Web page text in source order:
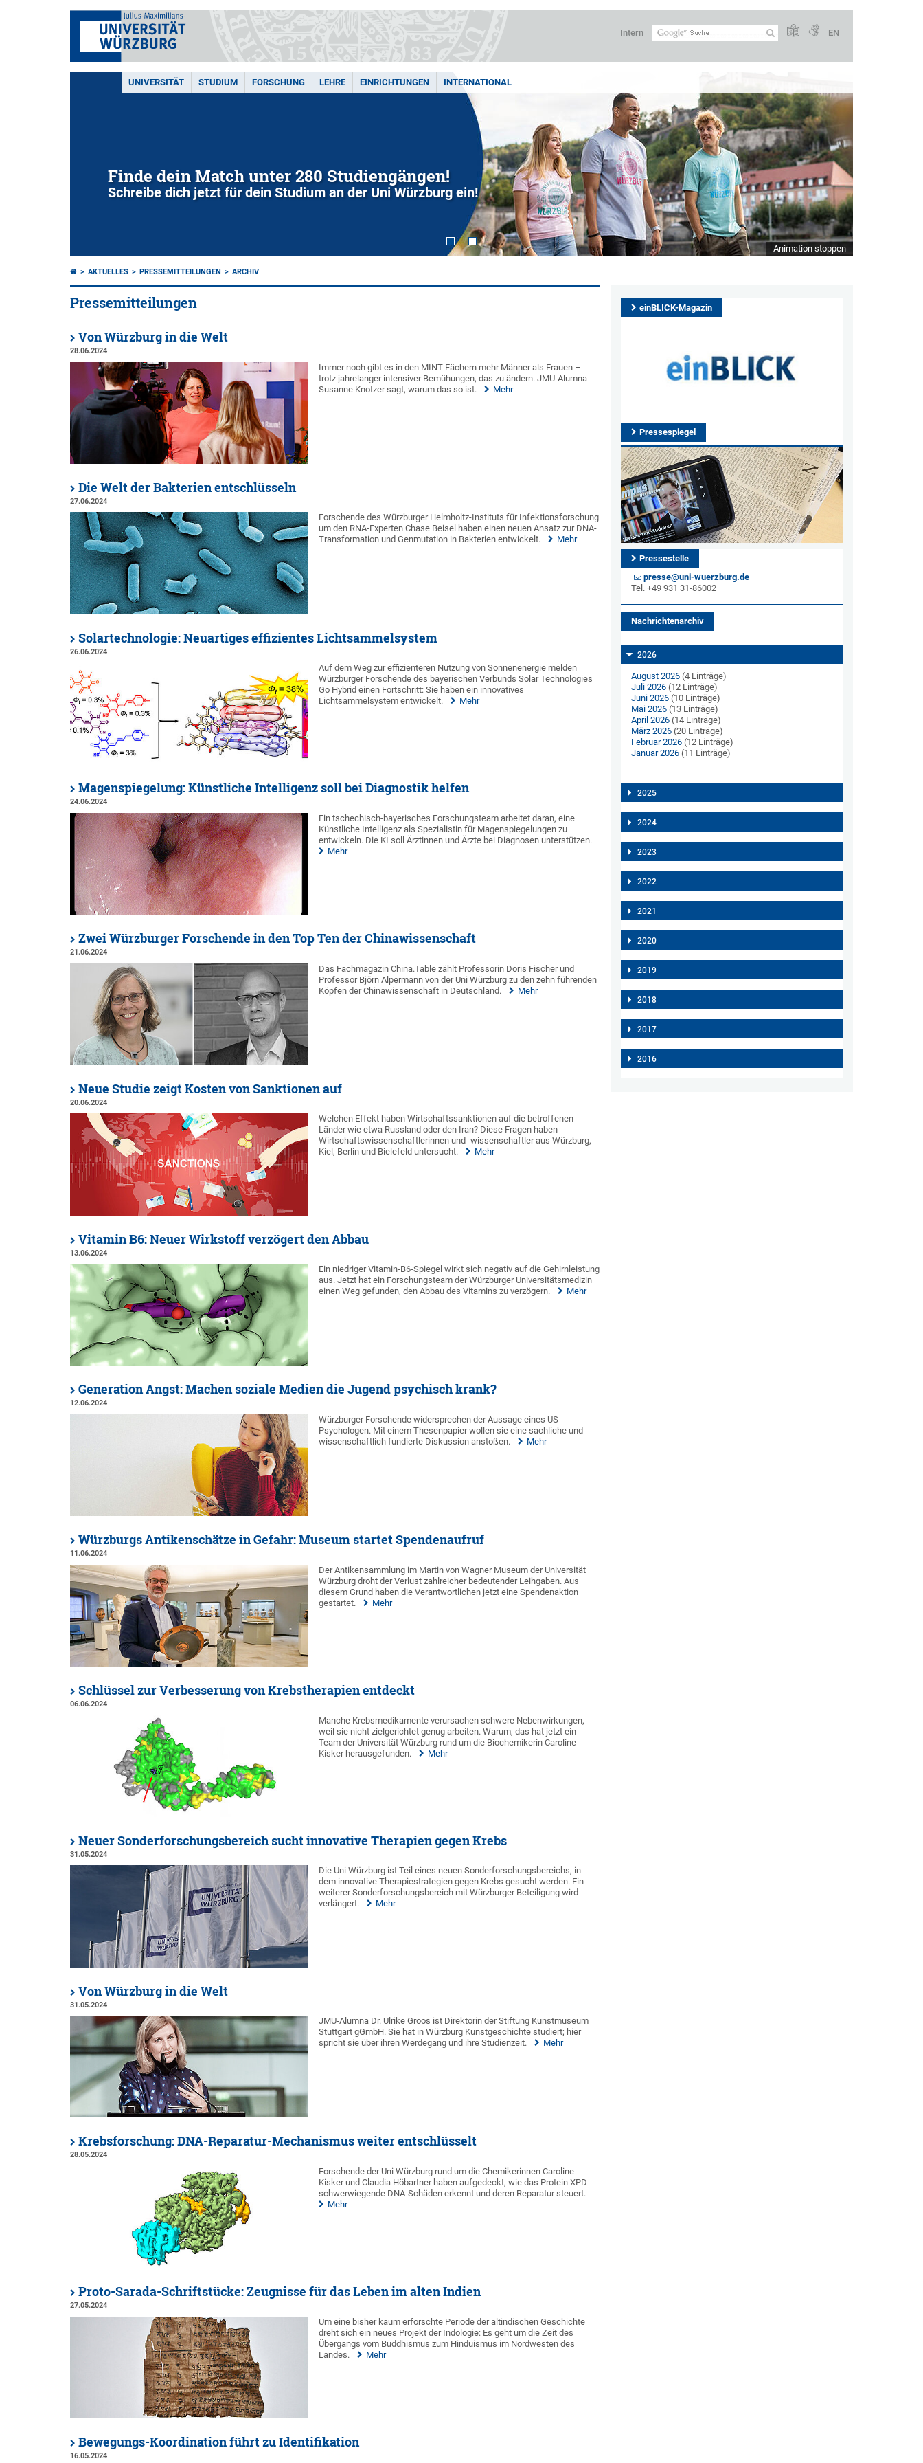
Intern EN
UNIVERSITÄT STUDIUM FORSCHUNG LEHRE EINRICHTUNGEN INTERNATIONAL
Finde dein Match unter 280 Studiengängen!
Schreibe dich jetzt für dein Studium an der Uni Würzburg ein!
Animation stoppen
AKTUELLES PRESSEMITTEILUNGEN ARCHIV
Pressemitteilungen
Von Würzburg in die Welt
28.06.2024
Immer noch gibt es in den MINT-Fächern mehr Männer als Frauen –
trotz jahrelanger intensiver Bemühungen, das zu ändern. JMU-Alumna
Susanne Knotzer sagt, warum das so ist.
Mehr
Die Welt der Bakterien entschlüsseln
27.06.2024
Forschende des Würzburger Helmholtz-Instituts für Infektionsforschung
um den RNA-Experten Chase Beisel haben einen neuen Ansatz zur DNA-
Transformation und Genmutation in Bakterien entwickelt.
Mehr
Solartechnologie: Neuartiges effizientes Lichtsammelsystem
26.06.2024
Auf dem Weg zur effizienteren Nutzung von Sonnenenergie melden
Würzburger Forschende des bayerischen Verbunds Solar Technologies
Go Hybrid einen Fortschritt: Sie haben ein innovatives
Lichtsammelsystem entwickelt.
Mehr
Magenspiegelung: Künstliche Intelligenz soll bei Diagnostik helfen
24.06.2024
Ein tschechisch-bayerisches Forschungsteam arbeitet daran, eine
Künstliche Intelligenz als Spezialistin für Magenspiegelungen zu
entwickeln. Die KI soll Ärztinnen und Ärzte bei Diagnosen unterstützen.
Mehr
Zwei Würzburger Forschende in den Top Ten der Chinawissenschaft
21.06.2024
Das Fachmagazin China.Table zählt Professorin Doris Fischer und
Professor Björn Alpermann von der Uni Würzburg zu den zehn führenden
Köpfen der Chinawissenschaft in Deutschland.
Mehr
Neue Studie zeigt Kosten von Sanktionen auf
20.06.2024
Welchen Effekt haben Wirtschaftssanktionen auf die betroffenen
Länder wie etwa Russland oder den Iran? Diese Fragen haben
Wirtschaftswissenschaftlerinnen und -wissenschaftler aus Würzburg,
Kiel, Berlin und Bielefeld untersucht.
Mehr
Vitamin B6: Neuer Wirkstoff verzögert den Abbau
13.06.2024
Ein niedriger Vitamin-B6-Spiegel wirkt sich negativ auf die Gehirnleistung
aus. Jetzt hat ein Forschungsteam der Würzburger Universitätsmedizin
einen Weg gefunden, den Abbau des Vitamins zu verzögern.
Mehr
Generation Angst: Machen soziale Medien die Jugend psychisch krank?
12.06.2024
Würzburger Forschende widersprechen der Aussage eines US-
Psychologen. Mit einem Thesenpapier wollen sie eine sachliche und
wissenschaftlich fundierte Diskussion anstoßen.
Mehr
Würzburgs Antikenschätze in Gefahr: Museum startet Spendenaufruf
11.06.2024
Der Antikensammlung im Martin von Wagner Museum der Universität
Würzburg droht der Verlust zahlreicher bedeutender Leihgaben. Aus
diesem Grund haben die Verantwortlichen jetzt eine Spendenaktion
gestartet.
Mehr
Schlüssel zur Verbesserung von Krebstherapien entdeckt
06.06.2024
Manche Krebsmedikamente verursachen schwere Nebenwirkungen,
weil sie nicht zielgerichtet genug arbeiten. Warum, das hat jetzt ein
Team der Universität Würzburg rund um die Biochemikerin Caroline
Kisker herausgefunden.
Mehr
Neuer Sonderforschungsbereich sucht innovative Therapien gegen Krebs
31.05.2024
Die Uni Würzburg ist Teil eines neuen Sonderforschungsbereichs, in
dem innovative Therapiestrategien gegen Krebs gesucht werden. Ein
weiterer Sonderforschungsbereich mit Würzburger Beteiligung wird
verlängert.
Mehr
Von Würzburg in die Welt
31.05.2024
JMU-Alumna Dr. Ulrike Groos ist Direktorin der Stiftung Kunstmuseum
Stuttgart gGmbH. Sie hat in Würzburg Kunstgeschichte studiert; hier
spricht sie über ihren Werdegang und ihre Studienzeit.
Mehr
Krebsforschung: DNA-Reparatur-Mechanismus weiter entschlüsselt
28.05.2024
Forschende der Uni Würzburg rund um die Chemikerinnen Caroline
Kisker und Claudia Höbartner haben aufgedeckt, wie das Protein XPD
schwerwiegende DNA-Schäden erkennt und deren Reparatur steuert.
Mehr
Proto-Sarada-Schriftstücke: Zeugnisse für das Leben im alten Indien
27.05.2024
Um eine bisher kaum erforschte Periode der altindischen Geschichte
dreht sich ein neues Projekt der Indologie: Es geht um die Zeit des
Übergangs vom Buddhismus zum Hinduismus im Nordwesten des
Landes.
Mehr
Bewegungs-Koordination führt zu Identifikation
16.05.2024
einBLICK-Magazin
Pressespiegel
Pressestelle
presse@uni-wuerzburg.de
Tel. +49 931 31-86002
Nachrichtenarchiv
2026
August 2026(4 Einträge)
Juli 2026(12 Einträge)
Juni 2026(10 Einträge)
Mai 2026(13 Einträge)
April 2026(14 Einträge)
März 2026(20 Einträge)
Februar 2026(12 Einträge)
Januar 2026(11 Einträge)
2025
2024
2023
2022
2021
2020
2019
2018
2017
2016